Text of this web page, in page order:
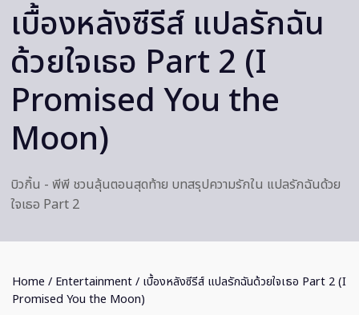
เบื้องหลังซีรีส์ แปลรักฉัน
ด้วยใจเธอ Part 2 (I
Promised You the
Moon)
บิวกิ้น - พีพี ชวนลุ้นตอนสุดท้าย บทสรุปความรักใน แปลรักฉันด้วย
ใจเธอ Part 2
Home / Entertainment/ เบื้องหลังซีรีส์ แปลรักฉันด้วยใจเธอ Part 2 (I
Promised You the Moon)